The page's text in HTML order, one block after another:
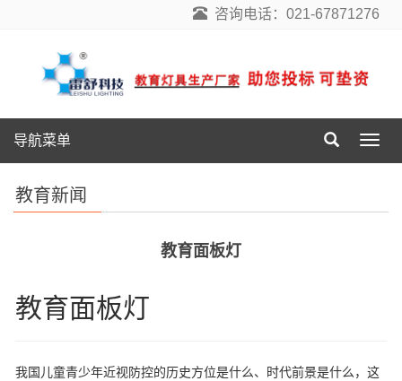
咨询电话：021-67871276
导
航
导航菜单
教育新闻
教育面板灯
教育面板灯
我国儿童青少年近视防控的历史方位是什么、时代前景是什么，这